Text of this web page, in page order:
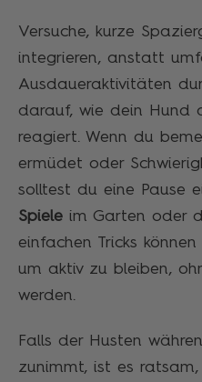
Versuche, kurze
integrieren, anstatt
Ausdaueraktivitäten
darauf, wie dein Hund
reagiert. Wenn du
ermüdet oder
solltest du eine Pause
Spiele im Garten oder
einfachen Tricks
um aktiv zu bleiben,
werden.
Falls der Husten
zunimmt, ist es